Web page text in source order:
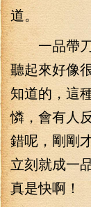
道。
一品帶刀
聽起來好像
知道的，這
憐，會有人
錯呢，剛剛
立刻就成一
真是快啊！